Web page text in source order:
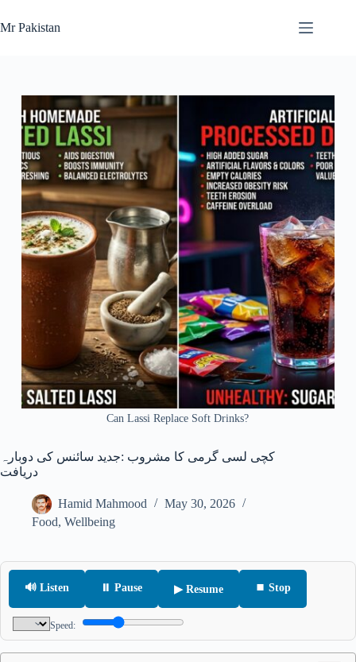
to
content
Mr Pakistan
Can Lassi Replace Soft Drinks?
کچی لسی گرمی کا مشروب :جدید سائنس کی دوبارہ
دریافت
Hamid Mahmood
May 30, 2026
Food, Wellbeing
🔊 Listen ⏸ Pause ▶ Resume ⏹ Stop
Speed: